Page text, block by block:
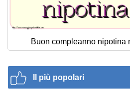
Buon compleanno nipotina
Il più popolari